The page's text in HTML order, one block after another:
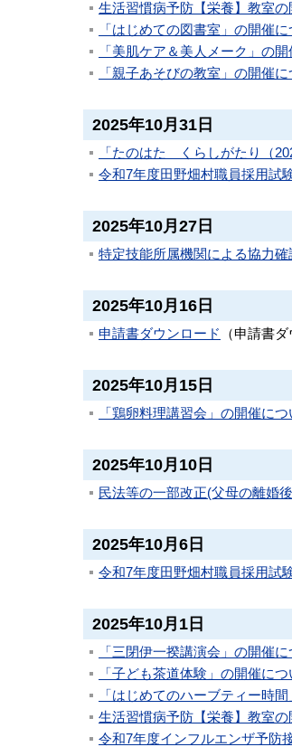
生活習慣病予防【栄養】教室
「はじめての図書室」の開催に
「美肌ケア＆美人メーク」の
「親子あそびの教室」の開催に
2025年10月31日
「たのはた くらしがたり（
令和7年度田野畑村職員採用試
2025年10月27日
特定技能所属機関による協力
2025年10月16日
申請書ダウンロード （申請書ダ
2025年10月15日
「鶏卵料理講習会」の開催につ
2025年10月10日
民法等の一部改正(父母の離婚
2025年10月6日
令和7年度田野畑村職員採用試
2025年10月1日
「三閉伊一揆講演会」の開催に
「子ども茶道体験」の開催につ
「はじめてのハーブティー時
生活習慣病予防【栄養】教室
令和7年度インフルエンザ予防